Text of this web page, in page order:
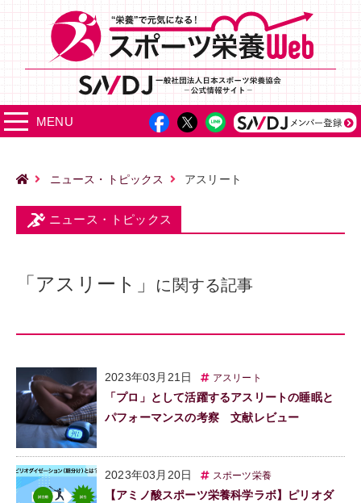
MENU
ニュース・トピックス アスリート
ニュース・トピックス
「アスリート」 に関する記事
2023年03月21日 アスリート
「プロ」として活躍するアスリートの睡眠と
パフォーマンスの考察 文献レビュー
2023年03月20日 スポーツ栄養
【アミノ酸スポーツ栄養科学ラボ】ピリオダ